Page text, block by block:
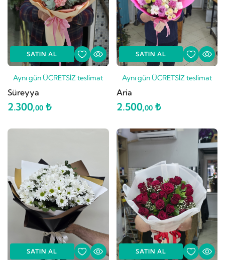
SATIN AL
Aynı gün ÜCRETSİZ teslimat
Süreyya
2.300,00 ₺
SATIN AL
Aynı gün ÜCRETSİZ teslimat
Aria
2.500,00₺
SATIN AL SATIN AL